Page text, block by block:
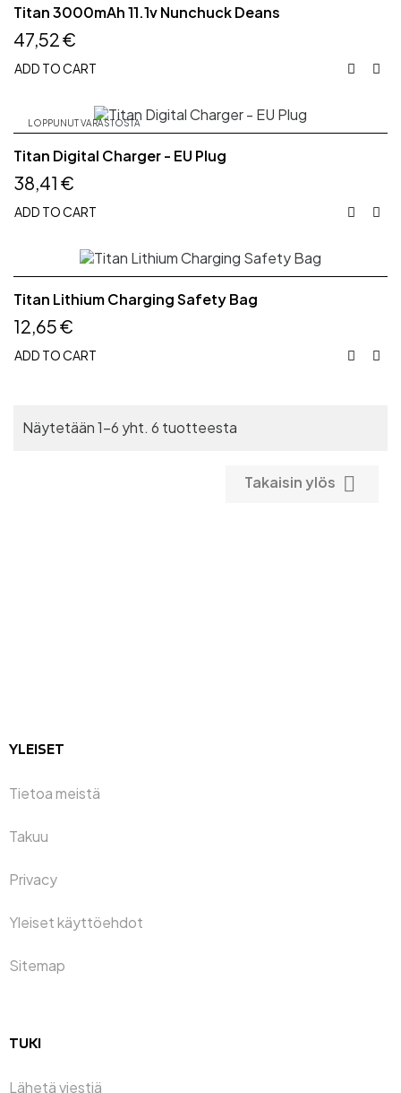
Titan 3000mAh 11.1v Nunchuck Deans
47,52 €
ADD TO CART  
LOPPUNUT VARASTOSTA
Titan Digital Charger - EU Plug
38,41 €
ADD TO CART  
Titan Lithium Charging Safety Bag
12,65 €
ADD TO CART  
Näytetään 1-6 yht. 6 tuotteesta
Takaisin ylös 
YLEISET
Tietoa meistä
Takuu
Privacy
Yleiset käyttöehdot
Sitemap
TUKI
Lähetä viestiä